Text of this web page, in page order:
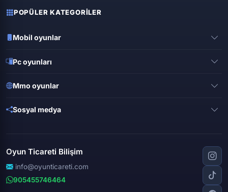
POPÜLER KATEGORILER
Mobil oyunlar
Mobile legends
Free fire
Minecraft
Pc oyunları
Gta online
Lost ark
World of warcraft
Zula
Mmo oyunlar
Wolfteam
Black desert online
Sosyal medya
Discord
Youtube
Oyun Ticareti Bilişim
info@oyunticareti.com
905455746464